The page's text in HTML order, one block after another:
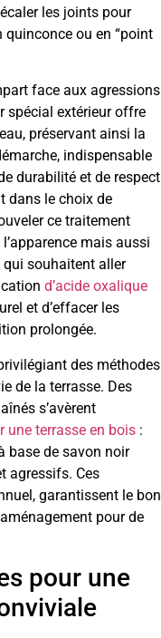
les joints pour
ou en “point
face aux agressions
spécial extérieur offre
préservant ainsi la
indispensable
durabilité et de respect
dans le choix de
ce traitement
mais aussi
qui souhaitent aller
d’acide oxalique
et d’effacer les
prolongée.
des méthodes
de la terrasse. Des
s’avèrent
une terrasse en bois :
base de savon noir
agressifs. Ces
garantissent le bon
pour de
pour une